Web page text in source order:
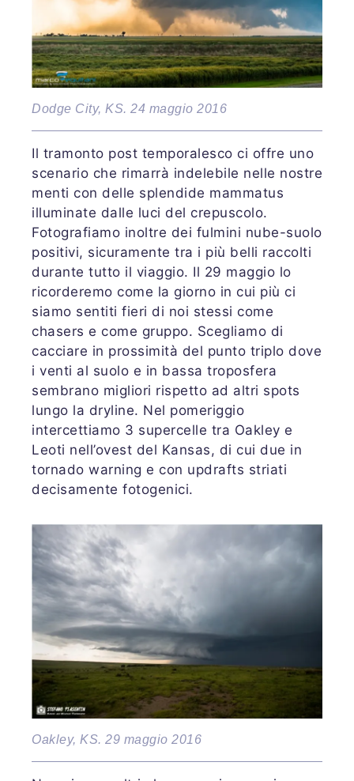
Dodge City, KS. 24 maggio 2016
Il tramonto post temporalesco ci offre uno
scenario che rimarrà indelebile nelle nostre
menti con delle splendide mammatus
illuminate dalle luci del crepuscolo.
Fotografiamo inoltre dei fulmini nube-suolo
positivi, sicuramente tra i più belli raccolti
durante tutto il viaggio. Il 29 maggio lo
ricorderemo come la giorno in cui più ci
siamo sentiti fieri di noi stessi come
chasers e come gruppo. Scegliamo di
cacciare in prossimità del punto triplo dove
i venti al suolo e in bassa troposfera
sembrano migliori rispetto ad altri spots
lungo la dryline. Nel pomeriggio
intercettiamo 3 supercelle tra Oakley e
Leoti nell’ovest del Kansas, di cui due in
tornado warning e con updrafts striati
decisamente fotogenici.
Oakley, KS. 29 maggio 2016